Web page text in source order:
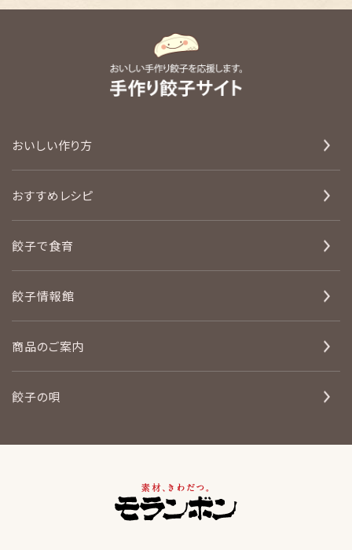
おいしい作り方
おすすめレシピ
餃子で食育
餃子情報館
商品のご案内
餃子の唄